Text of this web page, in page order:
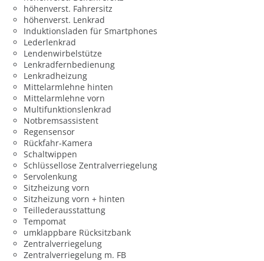
höhenverst. Fahrersitz
höhenverst. Lenkrad
Induktionsladen für Smartphones
Lederlenkrad
Lendenwirbelstütze
Lenkradfernbedienung
Lenkradheizung
Mittelarmlehne hinten
Mittelarmlehne vorn
Multifunktionslenkrad
Notbremsassistent
Regensensor
Rückfahr-Kamera
Schaltwippen
Schlüssellose Zentralverriegelung
Servolenkung
Sitzheizung vorn
Sitzheizung vorn + hinten
Teillederausstattung
Tempomat
umklappbare Rücksitzbank
Zentralverriegelung
Zentralverriegelung m. FB